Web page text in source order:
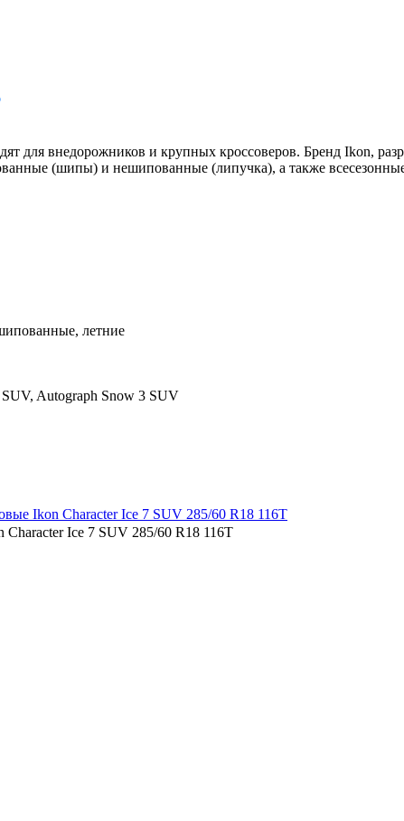
для внедорожников и крупных кроссоверов. Бренд Ikon,
(шипы) и нешипованные (липучка), а также
летние
Autograph Snow 3 SUV
Ice 7 SUV 285/60 R18 116T